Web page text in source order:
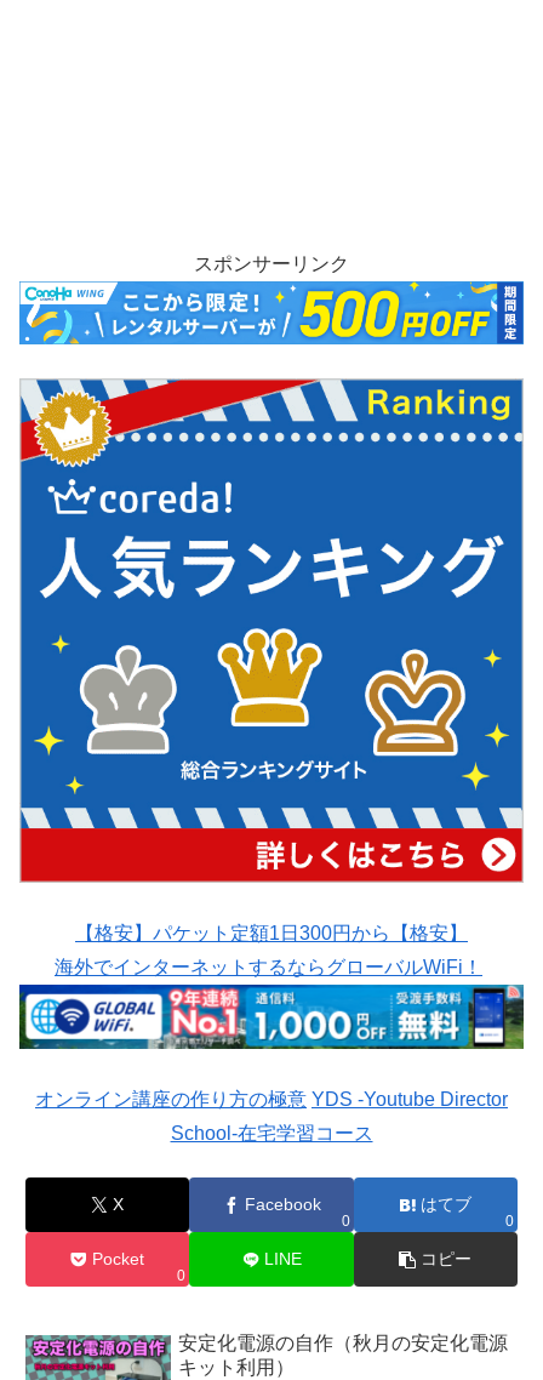
スポンサーリンク
【格安】パケット定額1日300円から【格安】
海外でインターネットするならグローバルWiFi！
オンライン講座の作り方の極意 YDS -Youtube Director
School-在宅学習コース
X Facebook
0
はてブ
0
Pocket
0
LINE コピー
安定化電源の自作（秋月の安定化電源
キット利用）